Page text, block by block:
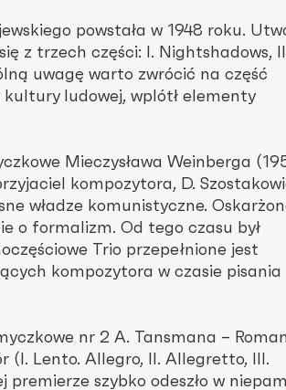
powstała w 1948 roku.
z trzech części: I. Nightshadows,
uwagę warto zwrócić na część
ludowej, wplótł elementy
Mieczysława Weinberga
kompozytora, D.
władze komunistyczne.
o formalizm. Od tego czasu był
Trio przepełnione jest
kompozytora w czasie pisania
nr 2 A. Tansmana – Roman
(I. Lento. Allegro, II. Allegretto, III.
premierze szybko odeszło w